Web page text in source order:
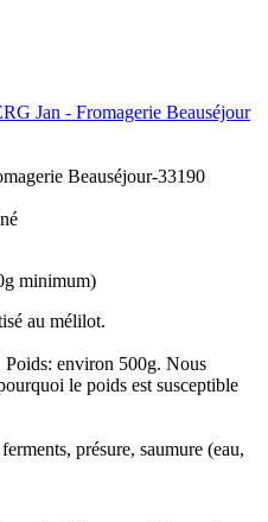
Jan - Fromagerie Beauséjour
Beauséjour-33190
au mélilot.
environ 500g. Nous
le poids est susceptible
présure, saumure (eau,